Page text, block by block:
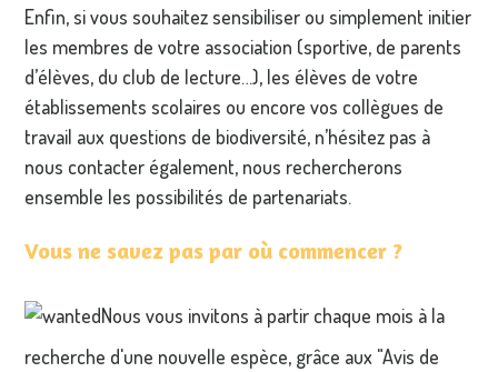
Enfin, si vous souhaitez sensibiliser ou simplement initier
les membres de votre association (sportive, de parents
d’élèves, du club de lecture…), les élèves de votre
établissements scolaires ou encore vos collègues de
travail aux questions de biodiversité, n’hésitez pas à
nous contacter également, nous rechercherons
ensemble les possibilités de partenariats.
Vous ne savez pas par où commencer ?
Nous vous invitons à partir chaque mois à la
recherche d'une nouvelle espèce, grâce aux "Avis de